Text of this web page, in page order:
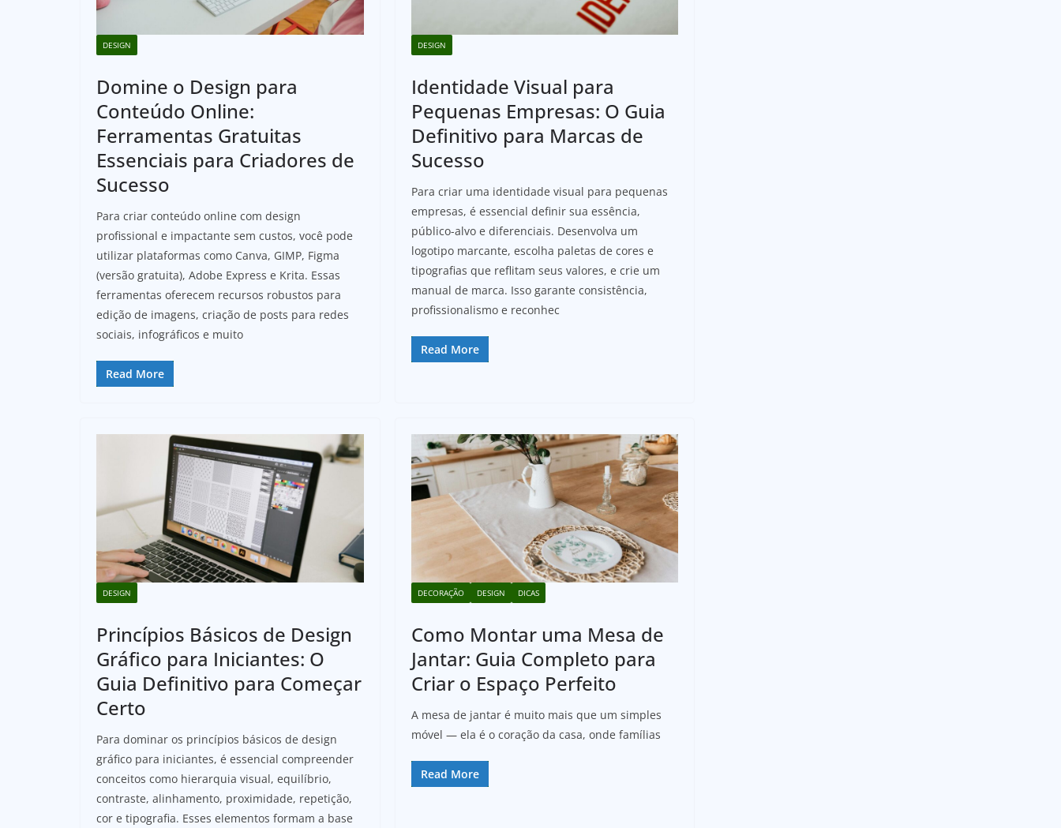
DESIGN
Domine o Design para
Conteúdo Online:
Ferramentas Gratuitas
Essenciais para Criadores de
Sucesso
Para criar conteúdo online com design
profissional e impactante sem custos, você pode
utilizar plataformas como Canva, GIMP, Figma
(versão gratuita), Adobe Express e Krita. Essas
ferramentas oferecem recursos robustos para
edição de imagens, criação de posts para redes
sociais, infográficos e muito
Read More
DESIGN
Identidade Visual para
Pequenas Empresas: O Guia
Definitivo para Marcas de
Sucesso
Para criar uma identidade visual para pequenas
empresas, é essencial definir sua essência,
público-alvo e diferenciais. Desenvolva um
logotipo marcante, escolha paletas de cores e
tipografias que reflitam seus valores, e crie um
manual de marca. Isso garante consistência,
profissionalismo e reconhec
Read More
DESIGN
Princípios Básicos de Design
Gráfico para Iniciantes: O
Guia Definitivo para Começar
Certo
Para dominar os princípios básicos de design
gráfico para iniciantes, é essencial compreender
conceitos como hierarquia visual, equilíbrio,
contraste, alinhamento, proximidade, repetição,
cor e tipografia. Esses elementos formam a base
DECORAÇÃO DESIGN DICAS
Como Montar uma Mesa de
Jantar: Guia Completo para
Criar o Espaço Perfeito
A mesa de jantar é muito mais que um simples
móvel — ela é o coração da casa, onde famílias
Read More